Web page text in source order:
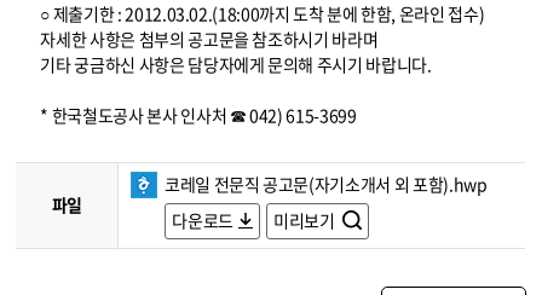
○ 제출기한 : 2012.03.02.(18:00까지 도착 분에 한함, 온라인 접수)
자세한 사항은 첨부의 공고문을 참조하시기 바라며
기타 궁금하신 사항은 담당자에게 문의해 주시기 바랍니다.
* 한국철도공사 본사 인사처 ☎ 042) 615-3699
파일
코레일 전문직 공고문(자기소개서 외 포함).hwp
다운로드
미리보기